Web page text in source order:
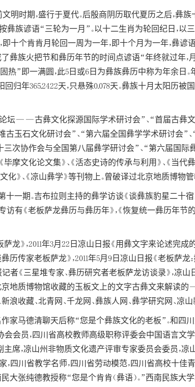
明时期，盛行于夏代。后殷商阴历取代夏历之后，彝
按彝族谚语“三轮为一月”。以十二生肖为轮回纪日，以
即十个肯肯月轮回一周为一年，即十个月为一年，彝
彝族火把节和彝历年节的时间点谚语“年终就过年，
热”即一满圆，此5日或6日为彝族彝历中称为年余日
归年365.2422天，只悬殊0.078天。彝族十月太阳历
论坛——古彝文化探源国际学术研讨会”、“首届古彝
玉石文化研讨会”、“第六届全国彝学学术研讨会”
次协作会与全国第八届彝学研讨会”、“第六届国
文化论文集》、《活态史诗的传承与利用》、《当代
文化》、《凉山彝学》等刊物上。曾破译过北京地质博
一期。吉布拉则主持的彝学访谈《谈彝族豹星二十宿
有《老板萨龙彝历与彝历年》，《恢复统一彝历年节
》，2011年3月22日凉山日报《用彝文字来论述完成
传家老板萨龙》，2011年5月9日凉山日报《老板萨龙：
者《三星堆专家、彝历研究者老板萨龙访谈录》，凉
北京地质博物馆收藏的玉板文上的文字古彝文来解读
新浪收藏、北青网、千龙网、彝族人网、彝学研究网、凉
家马德清聊天后称“您是个彝族文化的老板”。和四
会员，四川省高校教师高级职称评委会中国语言文
席，凉山州非物质文化遗产评审专家委员会委员，凉
四川省教学名师，四川省劳动模范，四川省高校十
大张纯德教授称“您是个肯肯（彝语）。”西南民族